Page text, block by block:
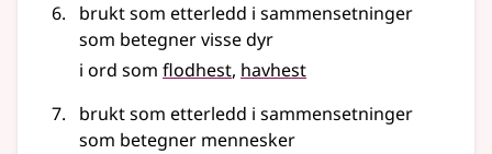
brukt som etterledd i sammensetninger
som betegner visse dyr
i ord som flodhest havhest
brukt som etterledd i sammensetninger
som betegner mennesker